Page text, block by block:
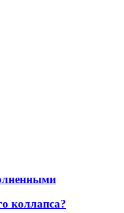
коллапса?